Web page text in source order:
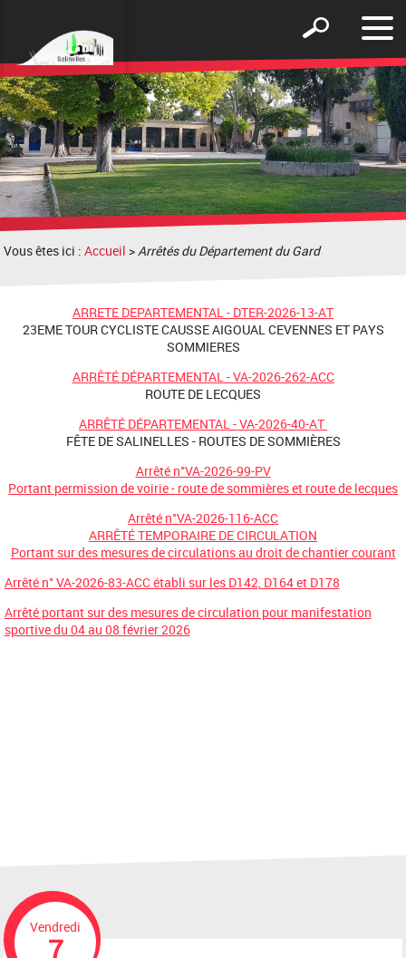
le
Afficher
formulaire
de
recherche
Vous êtes ici :Accueil >Arrêtés du Département du Gard
ARRETE DEPARTEMENTAL - DTER-2026-13-AT
23EME TOUR CYCLISTE CAUSSE AIGOUAL CEVENNES ET PAYS
SOMMIERES
ARRÊTÉ DÉPARTEMENTAL - VA-2026-262-ACC
ROUTE DE LECQUES
ARRÊTÉ DÉPARTEMENTAL - VA-2026-40-AT
FÊTE DE SALINELLES - ROUTES DE SOMMIÈRES
Arrêté n°VA-2026-99-PV
Portant permission de voirie - route de sommières et route de lecques
Arrêté n°VA-2026-116-ACC
ARRÊTÉ TEMPORAIRE DE CIRCULATION
Portant sur des mesures de circulations au droit de chantier courant
Arrêté n° VA-2026-83-ACC établi sur les D142, D164 et D178
Arrêté portant sur des mesures de circulation pour manifestation
sportive du 04 au 08 février 2026
Vendredi
7